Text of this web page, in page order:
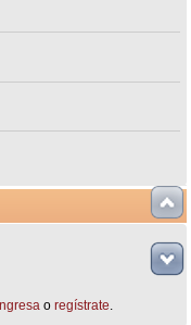
o regístrate.